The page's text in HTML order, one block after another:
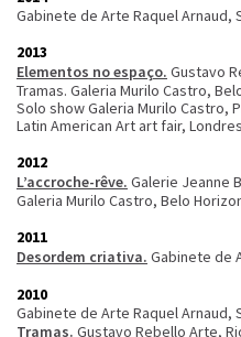
Gabinete de Arte Raquel Arnaud,
2013
Elementos no espaço. Gustavo
Tramas. Galeria Murilo Castro,
Solo show Galeria Murilo Castro,
Latin American Art art fair, Londres
2012
L’accroche-rêve. Galerie Jeanne
Galeria Murilo Castro, Belo
2011
Desordem criativa. Gabinete de
2010
Gabinete de Arte Raquel Arnaud,
Tramas. Gustavo Rebello Arte,